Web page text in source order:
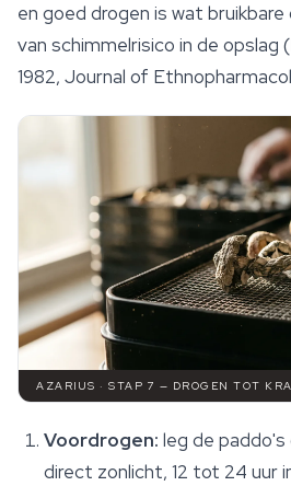
en goed drogen is wat
van schimmelrisico in de opslag
1982, Journal of
AZARIUS · STAP 7 — DROGEN TOT
Voordrogen: leg de paddo's
direct zonlicht, 12 tot 24 uur